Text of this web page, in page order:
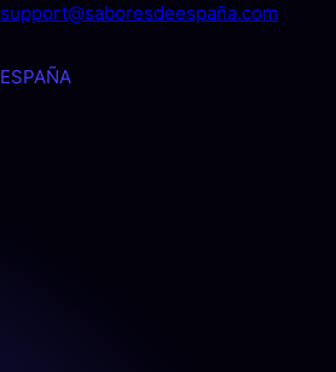
support@saboresdeespaña.com
ESPAÑA